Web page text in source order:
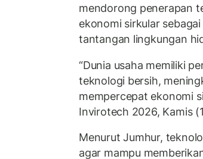
mendorong penerapan
ekonomi sirkular
tantangan lingkungan
“Dunia usaha memiliki
teknologi bersih,
mempercepat ekonomi
Invirotech 2026, Kamis
Menurut Jumhur,
agar mampu